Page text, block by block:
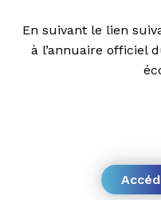
En suivant le lien
à l’annuaire officiel